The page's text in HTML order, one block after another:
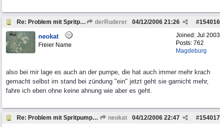
Re: Problem mit Spritpumpe / Gasannahme derRuderer #154016
04/12/2006 21:26
Joined: Jul 2003
Posts: 762
Magdeburg
neokat
Freier Name
also bei mir lage es auch an der pumpe, die hat auch immer mehr krach
gemacht selbst im stand bei zündung "ein" jetzt geht sie garnicht mehr,
fahre ich eben ohne keine ahnung wie aber es geht.
Re: Problem mit Spritpumpe / Gasannahme neokat #154017
04/12/2006 22:47